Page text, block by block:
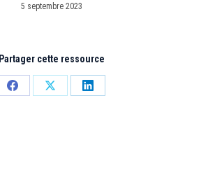
5 septembre 2023
Partager cette ressource
PartagerPartagerPartager